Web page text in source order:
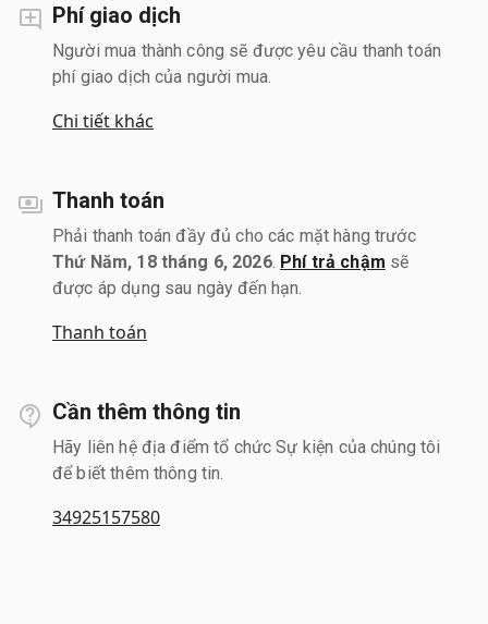
Phí giao dịch
Người mua thành công sẽ được yêu cầu thanh toán
phí giao dịch của người mua.
Chi tiết khác
Thanh toán
Phải thanh toán đầy đủ cho các mặt hàng trước
Thứ Năm, 18 tháng 6, 2026. Phí trả chậm sẽ
được áp dụng sau ngày đến hạn.
Thanh toán
Cần thêm thông tin
Hãy liên hệ địa điểm tổ chức Sự kiện của chúng tôi
để biết thêm thông tin.
34925157580